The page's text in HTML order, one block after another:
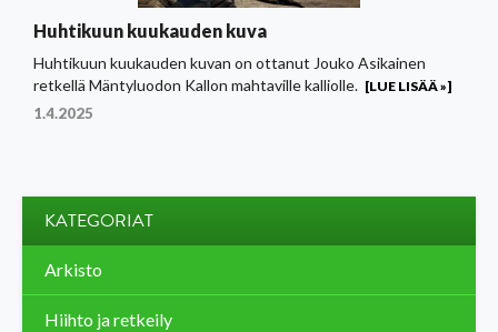
Huhtikuun kuukauden kuva
Huhtikuun kuukauden kuvan on ottanut Jouko Asikainen
retkellä Mäntyluodon Kallon mahtaville kalliolle. [LUE LISÄÄ »]
1.4.2025
KATEGORIAT
Arkisto
Hiihto ja retkeily